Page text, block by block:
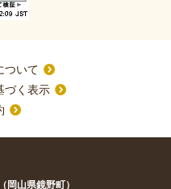
ついて
づく表示
岡山県鏡野町）